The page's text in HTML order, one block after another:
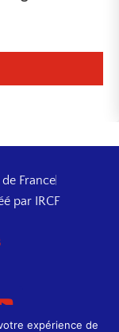
France
par IRCF
expérience de